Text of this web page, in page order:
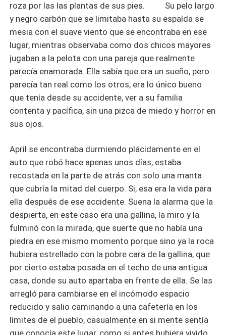
roza por las las plantas de sus pies. Su pelo largo
y negro carbón que se limitaba hasta su espalda se
mesia con el suave viento que se encontraba en ese
lugar, mientras observaba como dos chicos mayores
jugaban a la pelota con una pareja que realmente
parecía enamorada. Ella sabía que era un sueño, pero
parecía tan real como los otros, era lo único bueno
que tenía desde su accidente, ver a su familia
contenta y pacífica, sin una pizca de miedo y horror en
sus ojos.
April se encontraba durmiendo plácidamente en el
auto que robó hace apenas unos días, estaba
recostada en la parte de atrás con solo una manta
que cubría la mitad del cuerpo. Si, esa era la vida para
ella después de ese accidente. Suena la alarma que la
despierta, en este caso era una gallina, la miro y la
fulminó con la mirada, que suerte que no había una
piedra en ese mismo momento porque sino ya la roca
hubiera estrellado con la pobre cara de la gallina, que
por cierto estaba posada en el techo de una antigua
casa, donde su auto apartaba en frente de ella. Se las
arregló para cambiarse en el incómodo espacio
reducido y salio caminando a una cafetería en los
límites de el pueblo, casualmente en si mente sentía